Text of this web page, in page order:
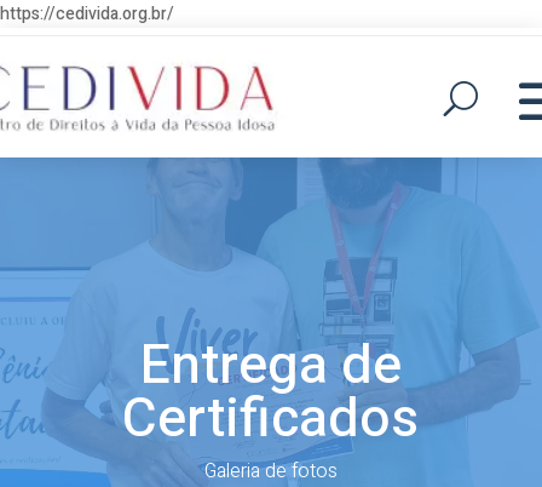
https://cedivida.org.br/
Entrega de
Certificados
Galeria de fotos